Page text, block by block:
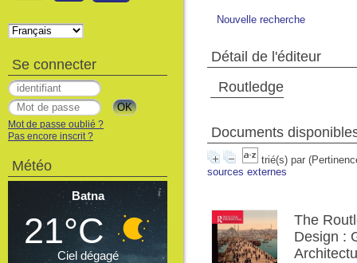
Nouvelle recherche
Détail de l'éditeur
‎ Routledge
Documents
trié(s) par
sources externes
The
Design :
Se connecter
Mot de passe oublié ?
Pas encore inscrit ?
Météo
Batna
21°C
Ciel dégagé